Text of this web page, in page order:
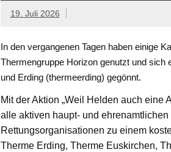
19. Juli 2026
In den vergangenen Tagen haben einige
Thermengruppe Horizon genutzt und sich
und Erding (thermeerding) gegönnt.
Mit der Aktion „Weil Helden auch eine
alle aktiven haupt- und
Rettungsorganisationen zu einem
Therme Erding, Therme Euskirchen,